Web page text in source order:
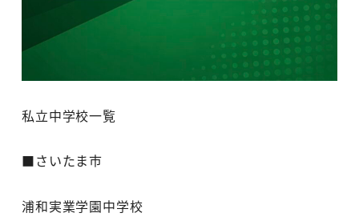
私立中学校一覧
■さいたま市
浦和実業学園中学校